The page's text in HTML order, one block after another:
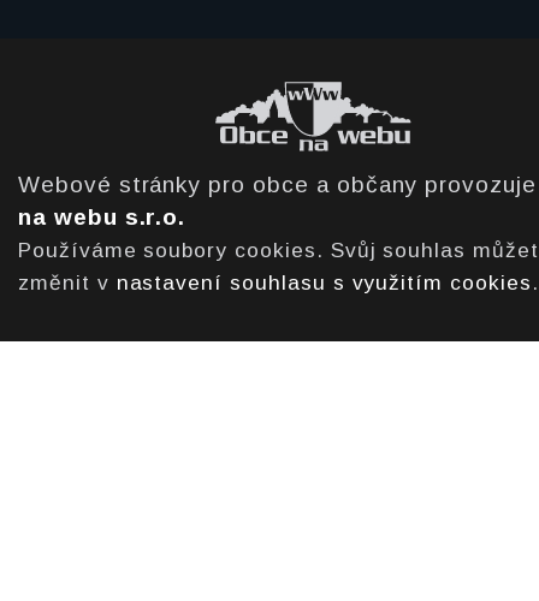
Webové stránky pro obce a občany
na webu s.r.o.
Používáme soubory cookies. Svůj souhlas
změnit v nastavení souhlasu s využitím cookies .